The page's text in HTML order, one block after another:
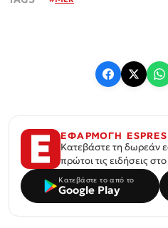
ΕΦΑΡΜΟΓΗ
Κατεβάστε τη δωρεάν
πρώτοι τις ειδήσεις
Κατεβάστε το από το
Google Play